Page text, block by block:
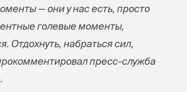
— они у нас есть, просто
голевые моменты,
Отдохнуть, набраться сил,
пресс-служба